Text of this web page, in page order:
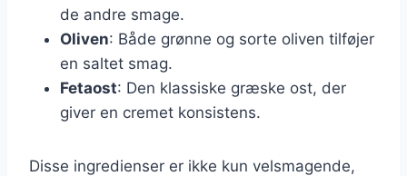
de andre smage.
Oliven: Både grønne og sorte oliven tilføjer
en saltet smag.
Fetaost: Den klassiske græske ost, der
giver en cremet konsistens.
Disse ingredienser er ikke kun velsmagende,